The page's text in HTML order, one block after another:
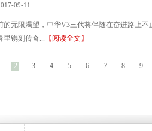
09-11
的无限渴望，中华V3三代将伴随在奋进路上
里镌刻传奇... 【阅读全文】
2 3 4 5 6 7 8 9